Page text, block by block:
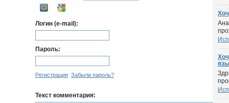
Логин (e-mail):
Пароль:
Регистрация Забыли пароль?
Текст комментария: